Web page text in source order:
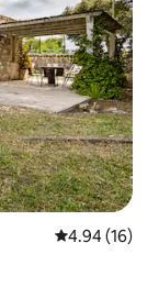
5 ರಲ್ಲಿ 4.94
4.94 (16)